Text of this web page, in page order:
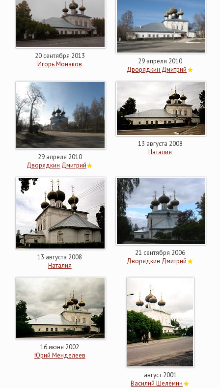
20 сентября 2013
Игорь Монаков
29 апреля 2010
Дворядкин Дмитрий
29 апреля 2010
Дворядкин Дмитрий
13 августа 2008
Наталия
13 августа 2008
Наталия
21 сентября 2006
Дворядкин Дмитрий
16 июня 2002
Юрий Менделеев
август 2001
Василий Шелёмин